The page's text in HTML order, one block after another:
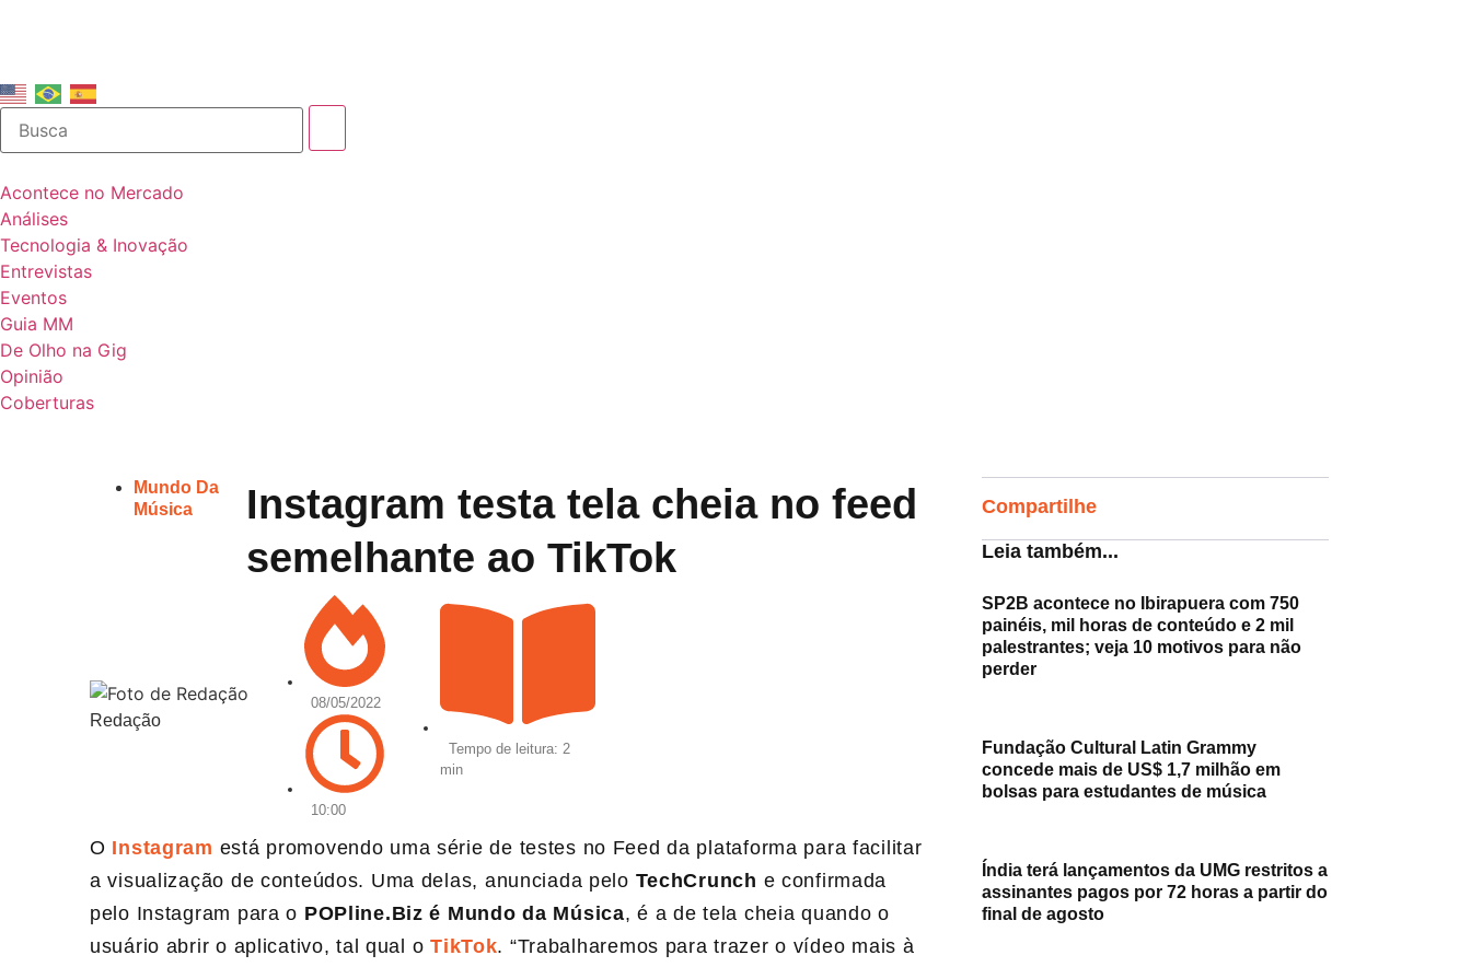
Acontece no Mercado
Análises
Tecnologia & Inovação
Entrevistas
Eventos
Guia MM
De Olho na Gig
Opinião
Coberturas
Mundo Da
Música
Instagram testa tela cheia no feed
semelhante ao TikTok
Redação
08/05/2022
10:00
Tempo de leitura: 2
min
O Instagram está promovendo uma série de testes no Feed da plataforma para facilitar
a visualização de conteúdos. Uma delas, anunciada pelo TechCrunch e confirmada
pelo Instagram para o POPline.Biz é Mundo da Música, é a de tela cheia quando o
usuário abrir o aplicativo, tal qual o TikTok. “Trabalharemos para trazer o vídeo mais à
Compartilhe
Leia também...
SP2B acontece no Ibirapuera com 750
painéis, mil horas de conteúdo e 2 mil
palestrantes; veja 10 motivos para não
perder
Fundação Cultural Latin Grammy
concede mais de US$ 1,7 milhão em
bolsas para estudantes de música
Índia terá lançamentos da UMG restritos a
assinantes pagos por 72 horas a partir do
final de agosto